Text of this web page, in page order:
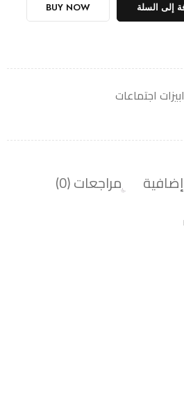
إلى السلة BUY NOW
اجتماعات
مراجعات (0)